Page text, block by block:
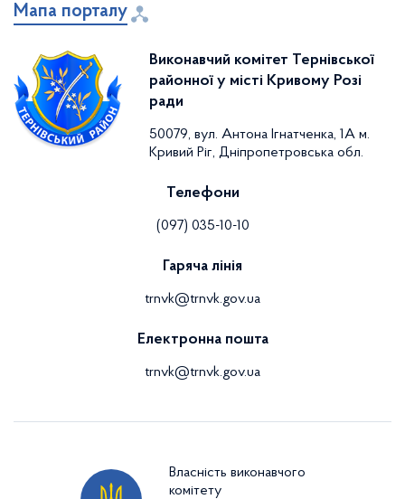
Мапа порталу
Виконавчий комітет Тернівської
районної у місті Кривому Розі
ради
50079, вул. Антона Ігнатченка, 1А м.
Кривий Ріг, Дніпропетровська обл.
Телефони
(097) 035-10-10
Гаряча лінія
trnvk@trnvk.gov.ua
Електронна пошта
trnvk@trnvk.gov.ua
Власність виконавчого
комітету